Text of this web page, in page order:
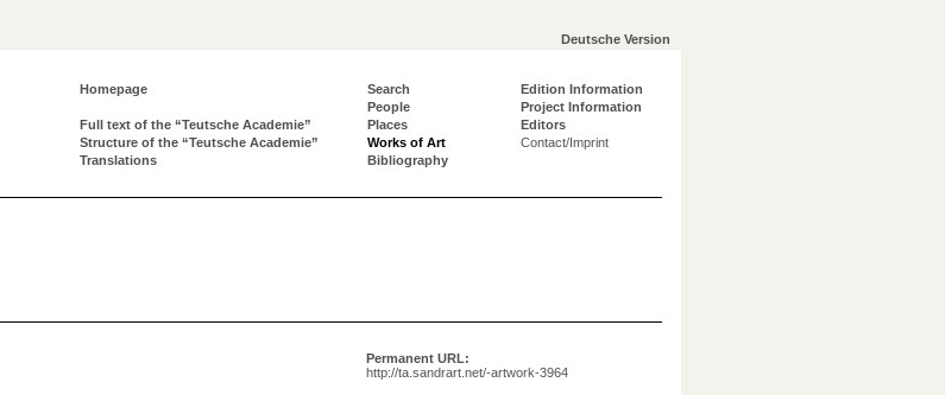
Deutsche Version
Homepage
Full text of the “Teutsche Academie”
Structure of the “Teutsche Academie”
Translations
Search
People
Places
Works of Art
Bibliography
Edition Information
Project Information
Editors
Contact/Imprint
Permanent URL:
http://ta.sandrart.net/-artwork-3964